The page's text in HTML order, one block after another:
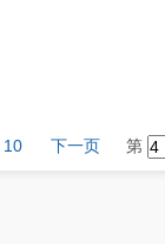
10 下一页 第